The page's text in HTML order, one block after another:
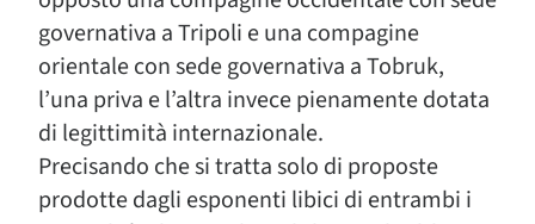
governativa a Tripoli e una compagine
orientale con sede governativa a Tobruk,
l’una priva e l’altra invece pienamente dotata
di legittimità internazionale.
Precisando che si tratta solo di proposte
prodotte dagli esponenti libici di entrambi i